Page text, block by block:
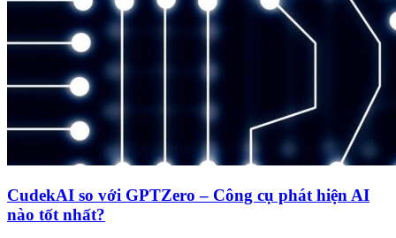
CudekAI so với GPTZero – Công cụ phát hiện AI
nào tốt nhất?